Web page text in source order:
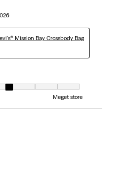
Mission Bay Crossbody Bag
er lig med Meget små og 7 er lig med Meget
Meget store